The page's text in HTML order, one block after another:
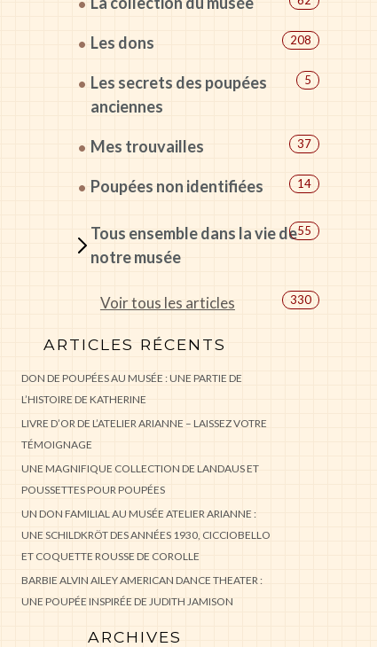
Les dons 208
Les secrets des poupées
anciennes
5
Mes trouvailles 37
Poupées non identifiées 14
Tous ensemble dans la vie de
notre musée
55
Voir tous les articles 330
ARTICLES RÉCENTS
DON DE POUPÉES AU MUSÉE : UNE PARTIE DE
L’HISTOIRE DE KATHERINE
LIVRE D’OR DE L’ATELIER ARIANNE – LAISSEZ VOTRE
TÉMOIGNAGE
UNE MAGNIFIQUE COLLECTION DE LANDAUS ET
POUSSETTES POUR POUPÉES
UN DON FAMILIAL AU MUSÉE ATELIER ARIANNE :
UNE SCHILDKRÖT DES ANNÉES 1930, CICCIOBELLO
ET COQUETTE ROUSSE DE COROLLE
BARBIE ALVIN AILEY AMERICAN DANCE THEATER :
UNE POUPÉE INSPIRÉE DE JUDITH JAMISON
ARCHIVES